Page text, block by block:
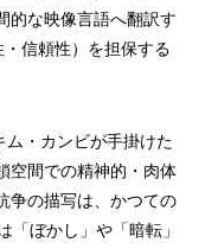
的な映像言語へ翻訳す
信頼性）を担保する
・カンビが手掛けた
空間での精神的・肉体
争の描写は、かつての
「ぼかし」や「暗転」